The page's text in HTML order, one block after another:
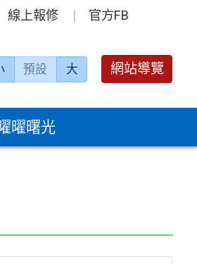
線上報修 官方FB
預設 大 網站導覽
曜曙光